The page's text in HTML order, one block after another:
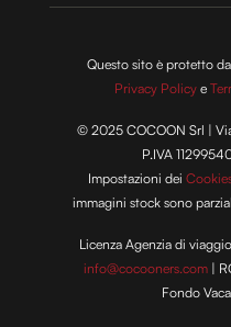
Questo sito è protetto
Privacy Policy e
© 2025 COCOON Srl |
P.IVA
Impostazioni dei
immagini stock sono
Licenza Agenzia di
info@cocooners.com |
Fondo